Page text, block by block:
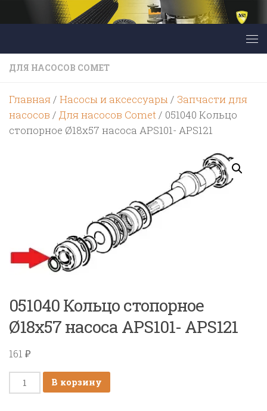
Перейти к содержимому
ДЛЯ НАСОСОВ COMET
Главная/ Насосы и аксессуары/ Запчасти для
насосов / Для насосов Comet/ 051040 Кольцо
стопорное Ø18х57 насоса APS101- APS121
051040 Кольцо стопорное
Ø18х57 насоса APS101- APS121
161 ₽
Количество
товара
В корзину